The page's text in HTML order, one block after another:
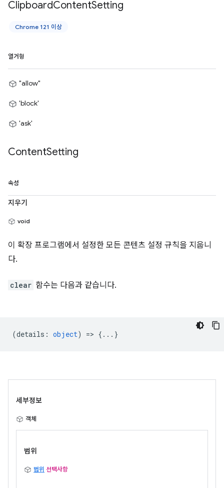
ClipboardContentSetting
Chrome 121 이상
열거형
"allow"
'block'
'ask'
ContentSetting
속성
지우기
void
이 확장 프로그램에서 설정한 모든 콘텐츠 설정 규칙을 지웁니
다.
clear 함수는 다음과 같습니다.
(details : object) => {...}
세부정보
객체
범위
범위 선택사항